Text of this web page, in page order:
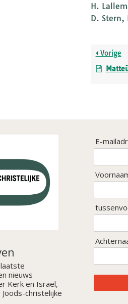
H.
D. Stern,
Vorige
nieuws
Kerk en Israël,
christelijke
E-